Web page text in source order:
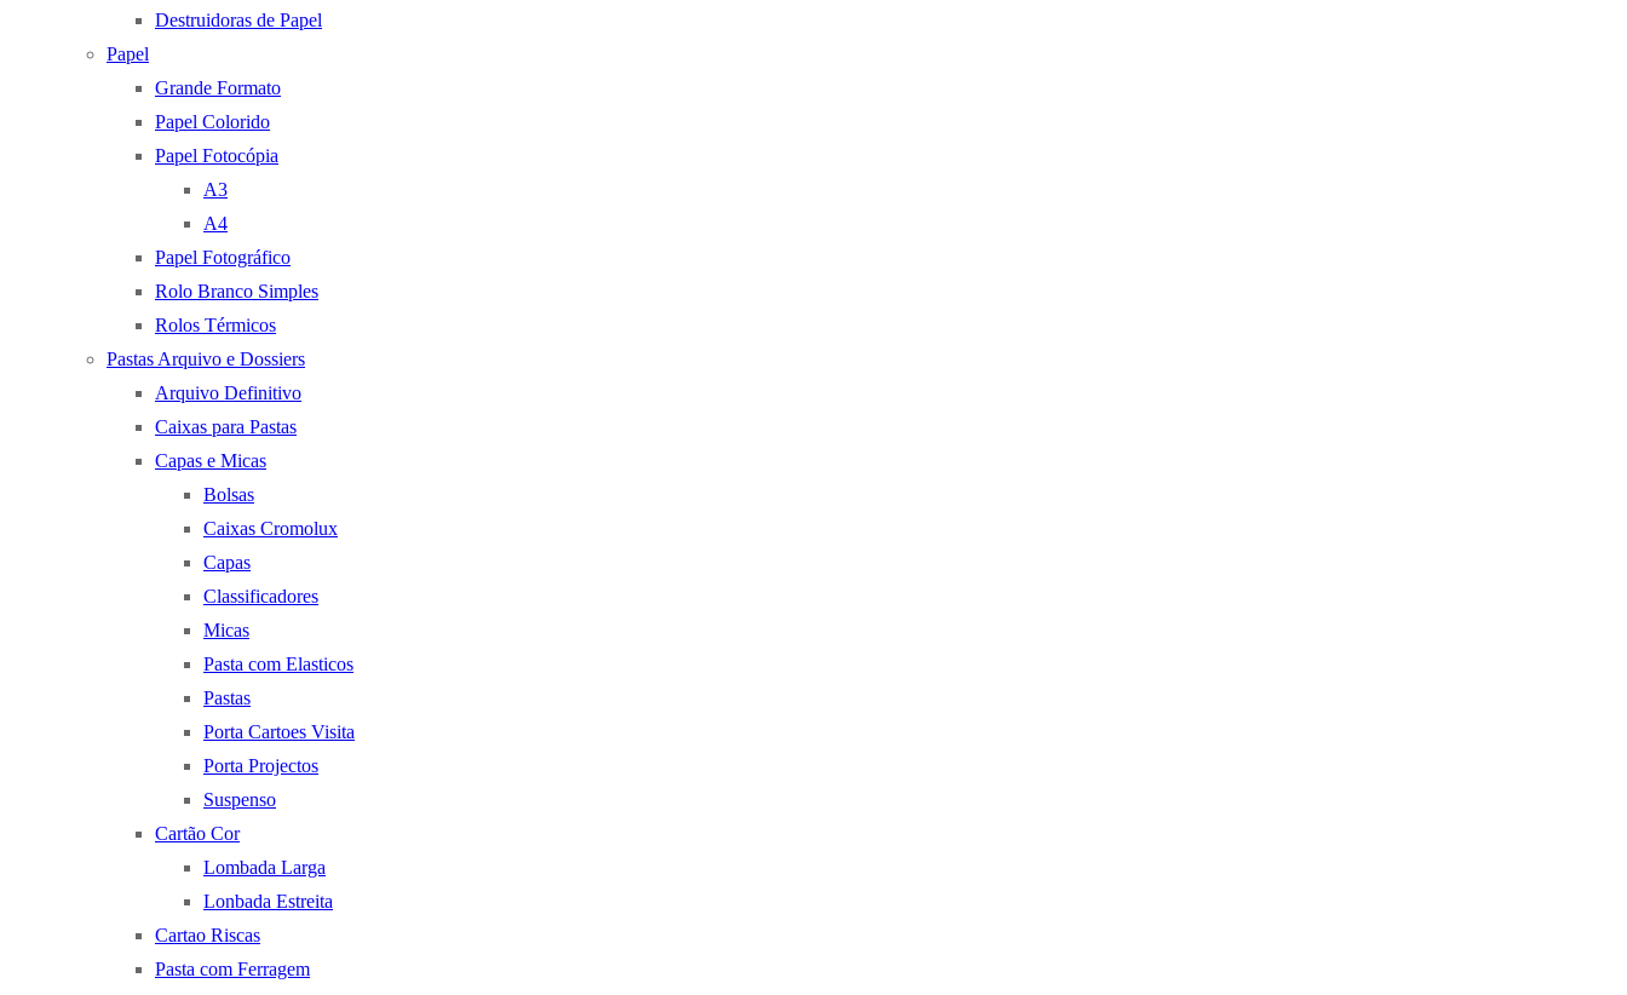
Destruidoras de Papel
Papel
Grande Formato
Papel Colorido
Papel Fotocópia
A3
A4
Papel Fotográfico
Rolo Branco Simples
Rolos Térmicos
Pastas Arquivo e Dossiers
Arquivo Definitivo
Caixas para Pastas
Capas e Micas
Bolsas
Caixas Cromolux
Capas
Classificadores
Micas
Pasta com Elasticos
Pastas
Porta Cartoes Visita
Porta Projectos
Suspenso
Cartão Cor
Lombada Larga
Lonbada Estreita
Cartao Riscas
Pasta com Ferragem